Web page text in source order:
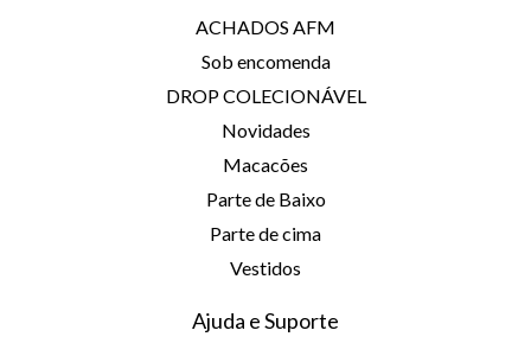
ACHADOS AFM
Sob encomenda
DROP COLECIONÁVEL
Novidades
Macacões
Parte de Baixo
Parte de cima
Vestidos
Ajuda e Suporte